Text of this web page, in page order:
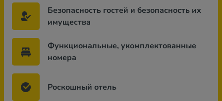
Безопасность гостей и безопасность их
имущества
Функциональные, укомплектованные
номера
Роскошный отель